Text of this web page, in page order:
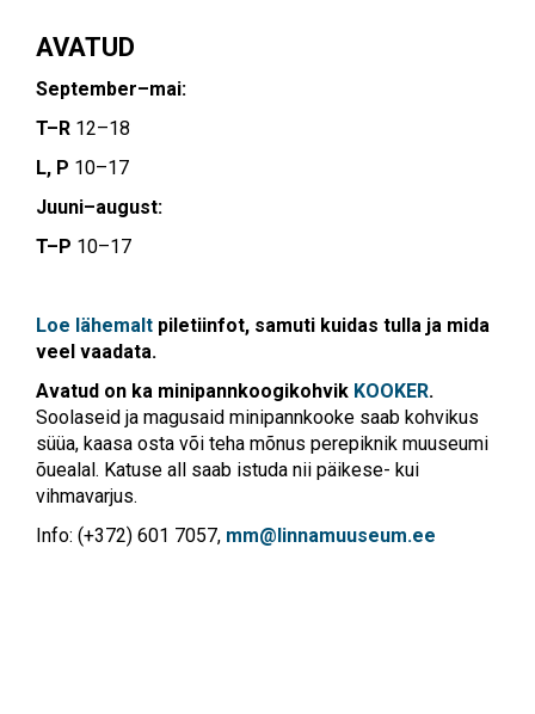
AVATUD
September–mai:
T–R 12–18
L, P 10–17
Juuni–august:
T–P 10–17
Loe lähemalt piletiinfot, samuti kuidas tulla ja mida
veel vaadata.
Avatud on ka minipannkoogikohvik KOOKER.
Soolaseid ja magusaid minipannkooke saab kohvikus
süüa, kaasa osta või teha mõnus perepiknik muuseumi
õuealal. Katuse all saab istuda nii päikese- kui
vihmavarjus.
Info: (+372) 601 7057, mm@linnamuuseum.ee